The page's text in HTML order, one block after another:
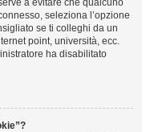
a evitare che qualcuno
seleziona l’opzione
se ti colleghi da un
point, università, ecc.
ha disabilitato